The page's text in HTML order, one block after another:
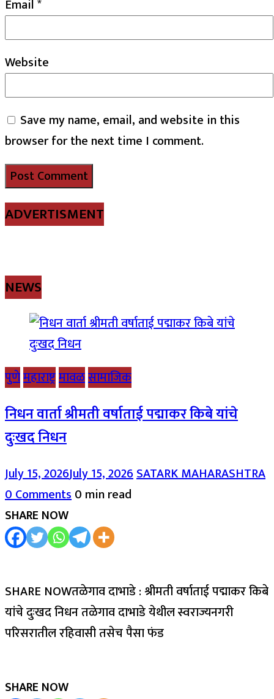
Email*
Website
Save my name, email, and website in this
browser for the next time I comment.
ADVERTISMENT
NEWS
पुणेमहाराष्ट्रमावळसामाजिक
निधन वार्ता श्रीमती वर्षाताई पद्माकर किबे यांचे
दुःखद निधन
July 15, 2026July 15, 2026SATARK MAHARASHTRA
0 Comments0 min read
SHARE NOW
SHARE NOWतळेगाव दाभाडे : श्रीमती वर्षाताई पद्माकर किबे
यांचे दुःखद निधन तळेगाव दाभाडे येथील स्वराज्यनगरी
परिसरातील रहिवासी तसेच पैसा फंड
SHARE NOW